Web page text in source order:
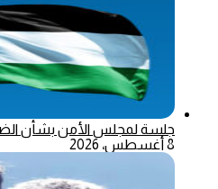
جلسة لمجلس الأمن بشأن الضفة
8 أغسطس، 2026